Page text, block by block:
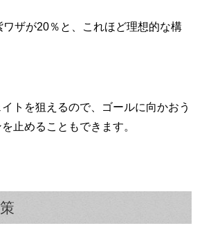
ザが20％と、これほど理想的な構
イトを狙えるので、ゴールに向かおう
止めることもできます。